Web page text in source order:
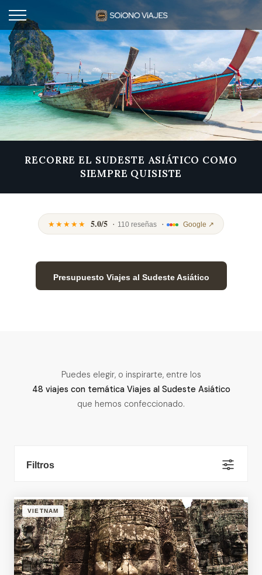
RECORRE EL SUDESTE ASIÁTICO COMO
SIEMPRE QUISISTE
★★★★★ 5.0/5 · 110 reseñas · Google ↗
Presupuesto Viajes al Sudeste Asiático
Puedes elegir, o inspirarte, entre los
48 viajes con temática Viajes al Sudeste Asiático
que hemos confeccionado.
Filtros
VIETNAM